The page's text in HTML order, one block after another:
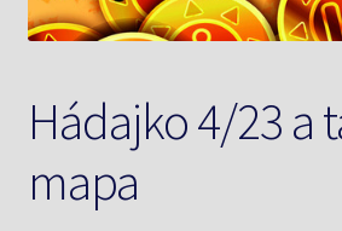
Hádajko 4/23 a
mapa